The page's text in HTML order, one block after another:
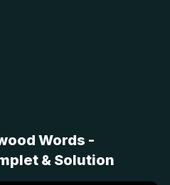
Words -
& Solution